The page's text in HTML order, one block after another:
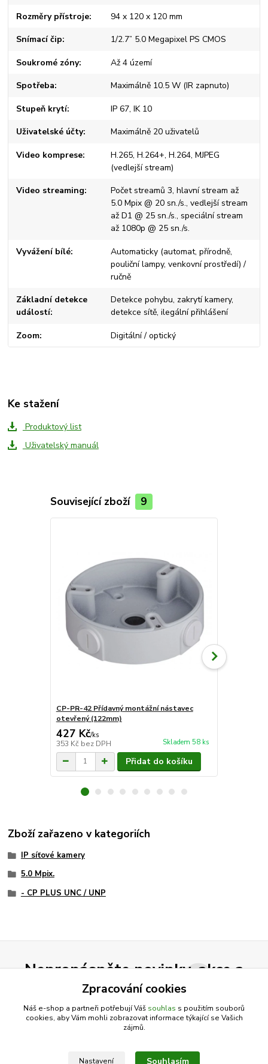
Rozměry přístroje 94 x 120 x 120 mm
Snímací čip 1/2.7” 5.0 Megapixel PS CMOS
Soukromé zóny Až 4 území
Spotřeba Maximálně 10.5 W (IR zapnuto)
Stupeň krytí IP 67, IK 10
Uživatelské účty Maximálně 20 uživatelů
Video komprese
H.265, H.264+, H.264, MJPEG
(vedlejší stream)
Video streaming
Počet streamů 3, hlavní stream až
5.0 Mpix @ 20 sn./s., vedlejší stream
až D1 @ 25 sn./s., speciální stream
až 1080p @ 25 sn./s.
Vyvážení bílé
Automaticky (automat, přírodně,
pouliční lampy, venkovní prostředí) /
ručně
Základní detekce
událostí
Detekce pohybu, zakrytí kamery,
detekce sítě, ilegální přihlášení
Zoom Digitální / optický
Ke stažení
Produktový list
Uživatelský manuál
Související zboží 9
CP-PR-42 Přídavný montážní nástavec
otevřený (122mm)
427 Kč/ks
353 Kč bez DPH Skladem 58 ks
Přidat do košíku
Zboží zařazeno v kategoriích
IP síťové kamery
5.0 Mpix.
- CP PLUS UNC / UNP
Nepropásněte novinky, akce a
slevy!
zpracováním osobních údajůza účelem rozesílky newsletteru.
Zpracování cookies
Náš e-shop a partneři potřebují Váš souhlas s použitím souborů
cookies, aby Vám mohli zobrazovat informace týkající se Vašich
zájmů.
Nastavení Souhlasím